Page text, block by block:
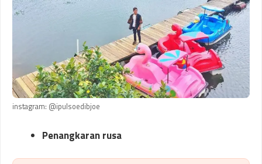
instagram: @ipulsoedibjoe
Penangkaran rusa